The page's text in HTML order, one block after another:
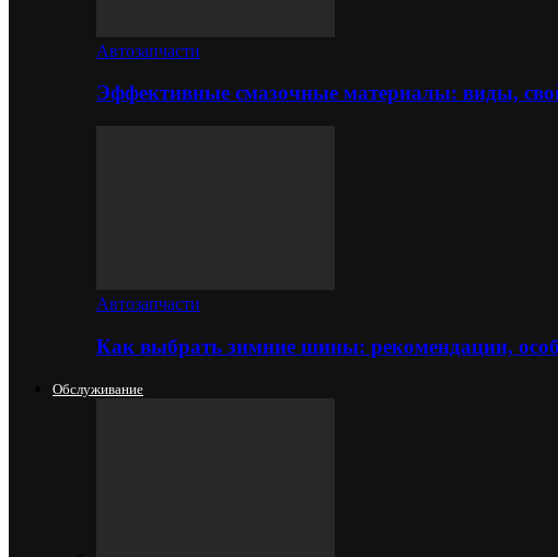
Автозапчасти
Эффективные смазочные материалы: виды,
Автозапчасти
Как выбрать зимние шины: рекомендации,
Обслуживание